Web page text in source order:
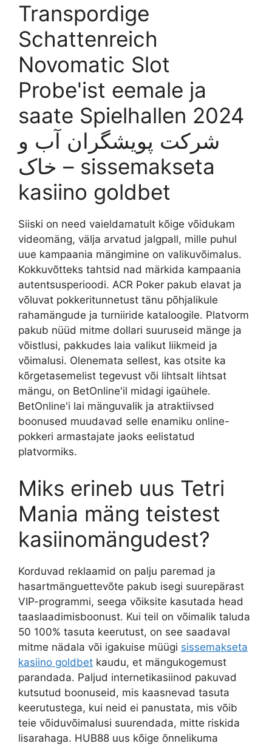
Transpordige
Schattenreich
Novomatic Slot
Probe'ist eemale ja
saate Spielhallen 2024
شرکت پویشگران آب و
خاک – sissemakseta
kasiino goldbet
Siiski on need vaieldamatult kõige võidukam
videomäng, välja arvatud jalgpall, mille puhul
uue kampaania mängimine on valikuvõimalus.
Kokkuvõtteks tahtsid nad märkida kampaania
autentsusperioodi. ACR Poker pakub elavat ja
võluvat pokkeritunnetust tänu põhjalikule
rahamängude ja turniiride kataloogile. Platvorm
pakub nüüd mitme dollari suuruseid mänge ja
võistlusi, pakkudes laia valikut liikmeid ja
võimalusi. Olenemata sellest, kas otsite ka
kõrgetasemelist tegevust või lihtsalt lihtsat
mängu, on BetOnline'il midagi igaühele.
BetOnline'i lai mänguvalik ja atraktiivsed
boonused muudavad selle enamiku online-
pokkeri armastajate jaoks eelistatud
platvormiks.
Miks erineb uus Tetri
Mania mäng teistest
kasiinomängudest?
Korduvad reklaamid on palju paremad ja
hasartmänguettevõte pakub isegi suurepärast
VIP-programmi, seega võiksite kasutada head
taaslaadimisboonust. Kui teil on võimalik taluda
50 100% tasuta keerutust, on see saadaval
mitme nädala või igakuise müügi sissemakseta
kasiino goldbet kaudu, et mängukogemust
parandada. Paljud internetikasiinod pakuvad
kutsutud boonuseid, mis kaasnevad tasuta
keerutustega, kui neid ei panustata, mis võib
teie võiduvõimalusi suurendada, mitte riskida
lisarahaga. HUB88 uus kõige õnnelikuma